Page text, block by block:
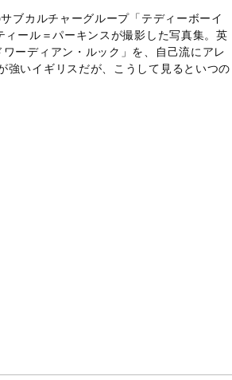
ブカルチャーグループ「テディーボーイ
ール＝パーキンスが撮影した写真集。英
ーディアン・ルック」を、自己流にアレ
強いイギリスだが、こうして見るといつの